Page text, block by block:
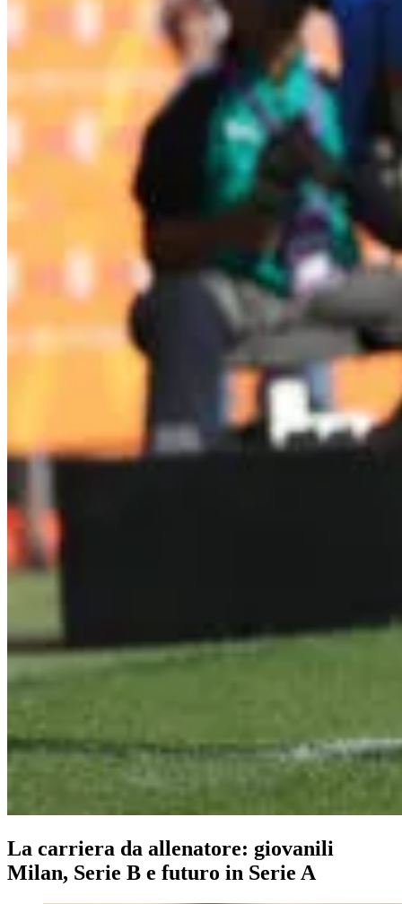
La carriera da allenatore: giovanili
Milan, Serie B e futuro in Serie A